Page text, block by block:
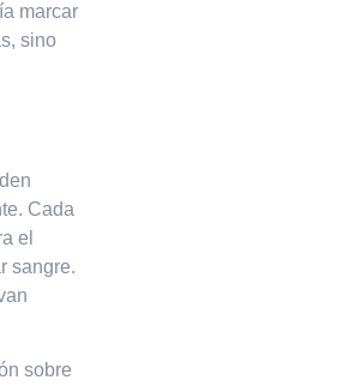
marcar
sino
Cada
el
sangre.
sobre